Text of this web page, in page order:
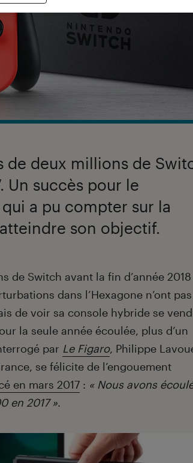
de deux millions de
Un succès pour le
a pu compter sur la
son objectif.
de Switch avant la fin d’année 2018
dans l’Hexagone n’ont pas
de voir sa console hybride se
la seule année écoulée, plus d’un
par Le Figaro, Philippe
se félicite de l’engouement
en mars 2017 : « Nous avons
en 2017 ».